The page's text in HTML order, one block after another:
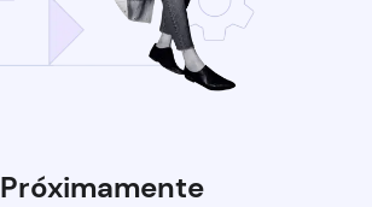
Próximamente